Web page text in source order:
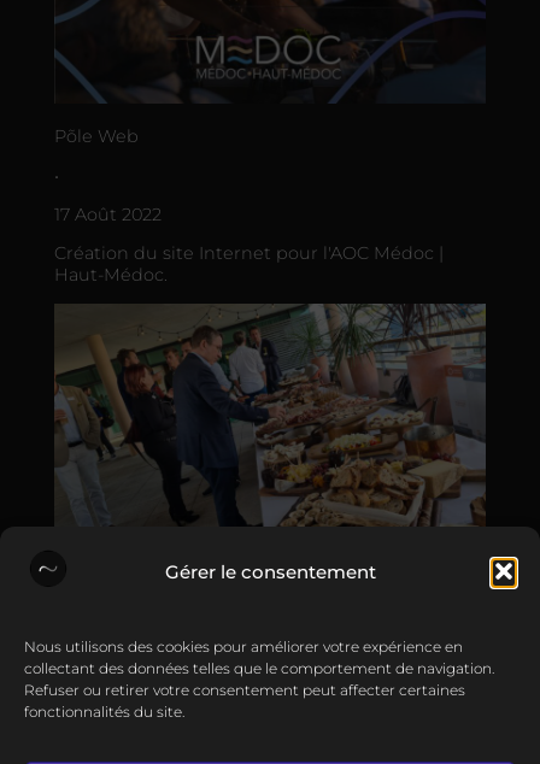
Gérer le consentement
Nous utilisons des cookies pour améliorer votre expérience en
collectant des données telles que le comportement de navigation.
Refuser ou retirer votre consentement peut affecter certaines
fonctionnalités du site.
Põle Web
•
17 Août 2022
Création du site Internet pour l'AOC Médoc |
Haut-Médoc.
Vie de l'agence
22 Sep 2021
Évènement Numbr.